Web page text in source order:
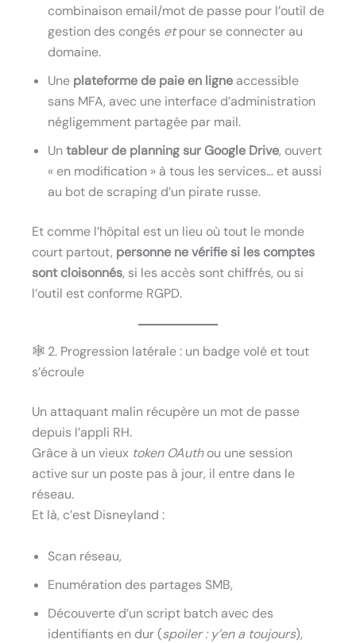
combinaison email/mot de passe pour l’outil de
gestion des congés etpour se connecter au
domaine.
Une plateforme de paie en ligne accessible
sans MFA, avec une interface d’administration
négligemment partagée par mail.
Untableur de planning sur Google Drive, ouvert
« en modification » à tous les services… et aussi
au bot de scraping d’un pirate russe.
Et comme l’hôpital est un lieu où tout le monde
court partout, personne ne vérifie si les comptes
sont cloisonnés, si les accès sont chiffrés, ou si
l’outil est conforme RGPD.
🕸 2. Progression latérale : un badge volé et tout
s’écroule
Un attaquant malin récupère un mot de passe
depuis l’appli RH.
Grâce à un vieux token OAuthou une session
active sur un poste pas à jour, il entre dans le
réseau.
Et là, c’est Disneyland :
Scan réseau,
Enumération des partages SMB,
Découverte d’un script batch avec des
identifiants en dur (spoiler : y’en a toujours),